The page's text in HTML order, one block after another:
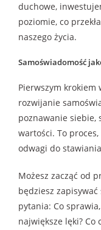
duchowe,
poziomie, co
naszego życia.
Samoświadomość
Pierwszym
rozwijanie
poznawanie siebie,
wartości. To
odwagi do
Możesz zacząć od
będziesz
pytania: Co
największe lęki? Co